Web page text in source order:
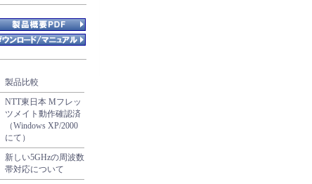
製品比較
NTT東日本 Mフレッ
ツメイト動作確認済
（Windows XP/2000
にて）
新しい5GHzの周波数
帯対応について